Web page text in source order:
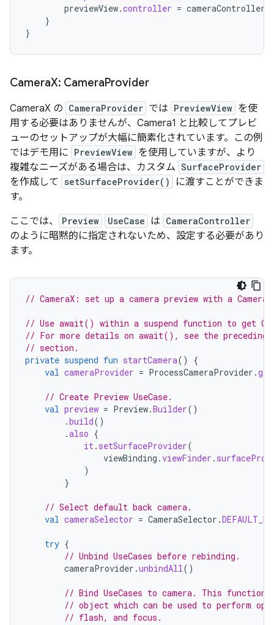
previewView.controller = cameraController
}
}
CameraX: CameraProvider
CameraX の CameraProvider では PreviewView を使
用する必要はありませんが、Camera1 と比較してプレビ
ューのセットアップが大幅に簡素化されています。この例
ではデモ用に PreviewView を使用していますが、より
複雑なニーズがある場合は、カスタム SurfaceProvider
を作成して setSurfaceProvider()
に渡すことができま
す。
ここでは、
Preview UseCase は CameraController
のように暗黙的に指定されないため、設定する必要があり
ます。
// CameraX: set up a camera preview with a
// Use await() within a suspend function to get
// For more details on await(), see the preceding
// section.
private suspend fun startCamera()
{
val cameraProvider = ProcessCameraProvider .
// Create Preview UseCase.
val preview = Preview.Builder()
.build()
.also {
it. setSurfaceProvider(
viewBinding .viewFinder .
)
}
// Select default back camera.
val cameraSelector = CameraSelector .
try {
// Unbind UseCases before rebinding.
cameraProvider .unbindAll()
// Bind UseCases to camera. This function
// object which can be used to perform
// flash, and focus.